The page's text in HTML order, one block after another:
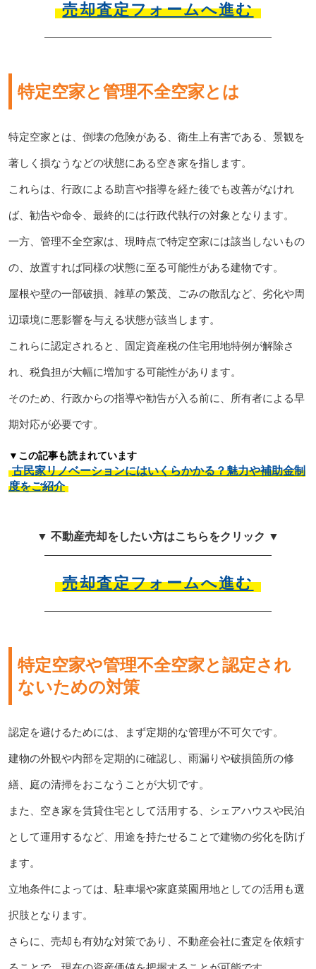
売却査定フォームへ進む
特定空家と管理不全空家とは
特定空家とは、倒壊の危険がある、衛生上有害である、景観を
著しく損なうなどの状態にある空き家を指します。
これらは、行政による助言や指導を経た後でも改善がなけれ
ば、勧告や命令、最終的には行政代執行の対象となります。
一方、管理不全空家は、現時点で特定空家には該当しないもの
の、放置すれば同様の状態に至る可能性がある建物です。
屋根や壁の一部破損、雑草の繁茂、ごみの散乱など、劣化や周
辺環境に悪影響を与える状態が該当します。
これらに認定されると、固定資産税の住宅用地特例が解除さ
れ、税負担が大幅に増加する可能性があります。
そのため、行政からの指導や勧告が入る前に、所有者による早
期対応が必要です。
▼この記事も読まれています
古民家リノベーションにはいくらかかる？魅力や補助金制
度をご紹介
▼ 不動産売却をしたい方はこちらをクリック ▼
売却査定フォームへ進む
特定空家や管理不全空家と認定され
ないための対策
認定を避けるためには、まず定期的な管理が不可欠です。
建物の外観や内部を定期的に確認し、雨漏りや破損箇所の修
繕、庭の清掃をおこなうことが大切です。
また、空き家を賃貸住宅として活用する、シェアハウスや民泊
として運用するなど、用途を持たせることで建物の劣化を防げ
ます。
立地条件によっては、駐車場や家庭菜園用地としての活用も選
択肢となります。
さらに、売却も有効な対策であり、不動産会社に査定を依頼す